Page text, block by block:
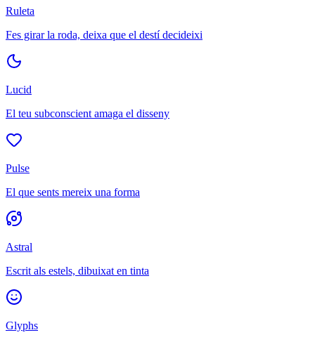
Ruleta
Fes girar la roda, deixa que el destí decideixi
Lucid
El teu subconscient amaga el disseny
Pulse
El que sents mereix una forma
Astral
Escrit als estels, dibuixat en tinta
Glyphs